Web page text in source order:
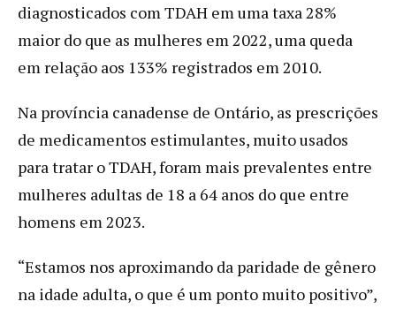
diagnosticados com TDAH em uma taxa 28%
maior do que as mulheres em 2022, uma queda
em relação aos 133% registrados em 2010.
Na província canadense de Ontário, as prescrições
de medicamentos estimulantes, muito usados
para tratar o TDAH, foram mais prevalentes entre
mulheres adultas de 18 a 64 anos do que entre
homens em 2023.
“Estamos nos aproximando da paridade de gênero
na idade adulta, o que é um ponto muito positivo”,